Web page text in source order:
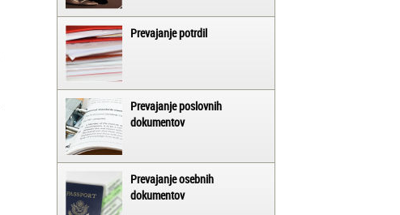
Prevajanje potrdil
Prevajanje poslovnih
dokumentov
Prevajanje osebnih
dokumentov